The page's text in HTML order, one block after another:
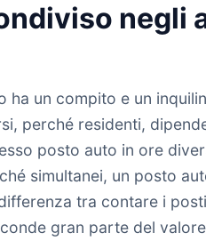
negli
ha un compito e un
perché residenti,
posto auto in ore
simultanei, un posto
tra contare i
gran parte del